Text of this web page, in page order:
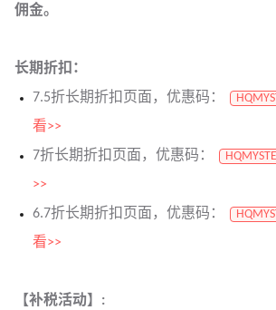
佣金。
长期折扣：
7.5折长期折扣页面，优惠码：
看>>
7折长期折扣页面，优惠码：
>>
6.7折长期折扣页面，优惠码：
看>>
【补税活动】: